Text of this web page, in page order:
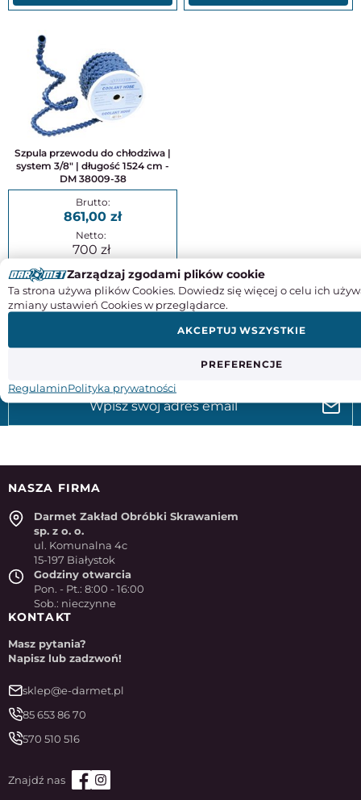
Szpula przewodu do chłodziwa |
system 3/8" | długość 1524 cm -
DM 38009-38
861,00
700
KUP
ZAPISZ SIĘ DO NASZEGO NEWSLETTERA
Aby otrzymywać informacje o promocjach i nowościach w
NASZA FIRMA
Darmet Zakład Obróbki Skrawaniem
sp. z o. o.
ul. Komunalna 4c
15-197 Białystok
Godziny otwarcia
Pon. - Pt.: 8:00 - 16:00
Sob.: nieczynne
KONTAKT
Masz pytania?
Napisz lub zadzwoń!
sklep@e-darmet.pl
85 653 86 70
570 510 516
Zarządzaj zgodami plików cookie
Ta strona używa plików Cookies. Dowiedz się więcej o celu ich
zmiany ustawień Cookies w przeglądarce.
PREFERENCJE
AKCEPTUJ WSZYSTKIE
RegulaminPolityka prywatności